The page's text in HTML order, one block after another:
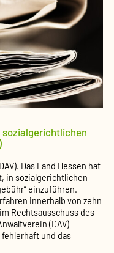
sozial­ge­richt­lichen
Das Land Hessen hat
in sozialgerichtlichen
einzuführen.
innerhalb von zehn
Rechtsausschuss des
(DAV)
und das